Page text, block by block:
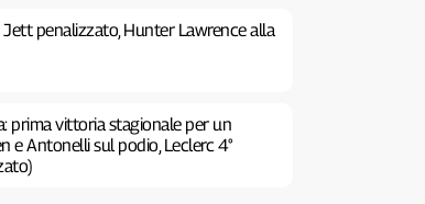
penalizzato, Hunter Lawrence alla
prima vittoria stagionale per un
e Antonelli sul podio, Leclerc 4°